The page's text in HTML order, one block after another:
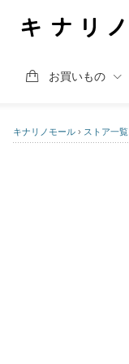
お買いもの
キナリノモール › ストア一覧